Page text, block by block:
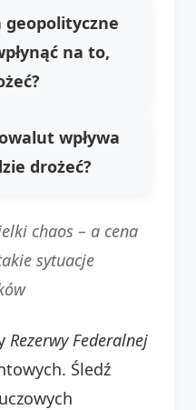
geopolityczne
na to,
wpływa
drożeć?
chaos – a cena
sytuacje
Rezerwy Federalnej
Śledź